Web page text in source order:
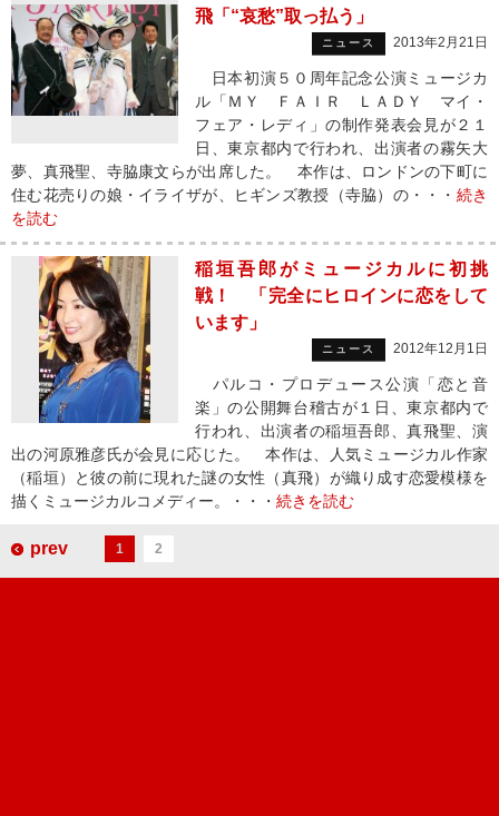
飛「“哀愁”取っ払う」
ニュース 2013年2月21日
日本初演５０周年記念公演ミュージカ
ル「ＭＹ ＦＡＩＲ ＬＡＤＹ マイ・
フェア・レディ」の制作発表会見が２１
日、東京都内で行われ、出演者の霧矢大
夢、真飛聖、寺脇康文らが出席した。 本作は、ロンドンの下町に
住む花売りの娘・イライザが、ヒギンズ教授（寺脇）の・・・ 続き
を読む
稲垣吾郎がミュージカルに初挑
戦！ 「完全にヒロインに恋をして
います」
ニュース 2012年12月1日
パルコ・プロデュース公演「恋と音
楽」の公開舞台稽古が１日、東京都内で
行われ、出演者の稲垣吾郎、真飛聖、演
出の河原雅彦氏が会見に応じた。 本作は、人気ミュージカル作家
（稲垣）と彼の前に現れた謎の女性（真飛）が織り成す恋愛模様を
描くミュージカルコメディー。・・・ 続きを読む
prev 1 2